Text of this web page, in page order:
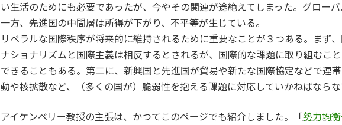
い生活のためにも必要であったが、今やその関連が途絶えてしまった。グロー
一方、先進国の中間層は所得が下がり、不平等が生じている。
リベラルな国際秩序が将来的に維持されるために重要なことが３つある。まず
ナショナリズムと国際主義は相反するとされるが、国際的な課題に取り組むこ
できることもある。第二に、新興国と先進国が貿易や新たな国際協定などで連
動や核拡散など、（多くの国が）脆弱性を抱える課題に対応していかねばならな
アイケンベリー教授の主張は、かつてこのページでも紹介しました。「勢力均